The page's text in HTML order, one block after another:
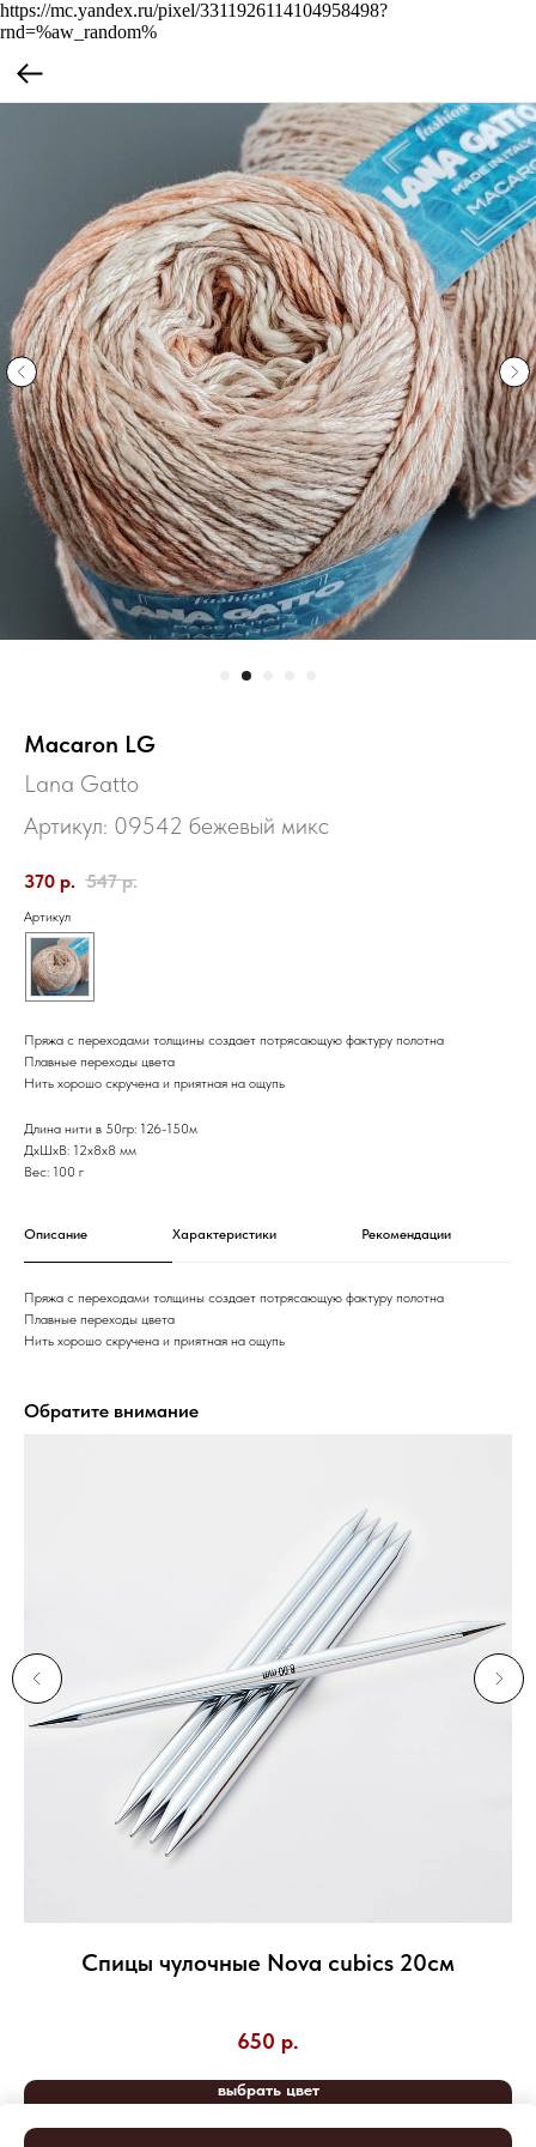
https://mc.yandex.ru/pixel/3311926114104958498?
rnd=%aw_random%
Macaron LG
Lana Gatto
Артикул: 09542 бежевый микс
370 р. 547 р.
Артикул
Пряжа с переходами толщины создает потрясающую фактуру полотна
Плавные переходы цвета
Нить хорошо скручена и приятная на ощупь
Длина нити в 50гр: 126-150м
ДxШxВ: 12x8x8 мм
Вес: 100 г
Описание Характеристики Рекомендации
Пряжа с переходами толщины создает потрясающую фактуру полотна
Плавные переходы цвета
Нить хорошо скручена и приятная на ощупь
Обратите внимание
Спицы чулочные Nova cubics 20см
650 р.
выбрать цвет